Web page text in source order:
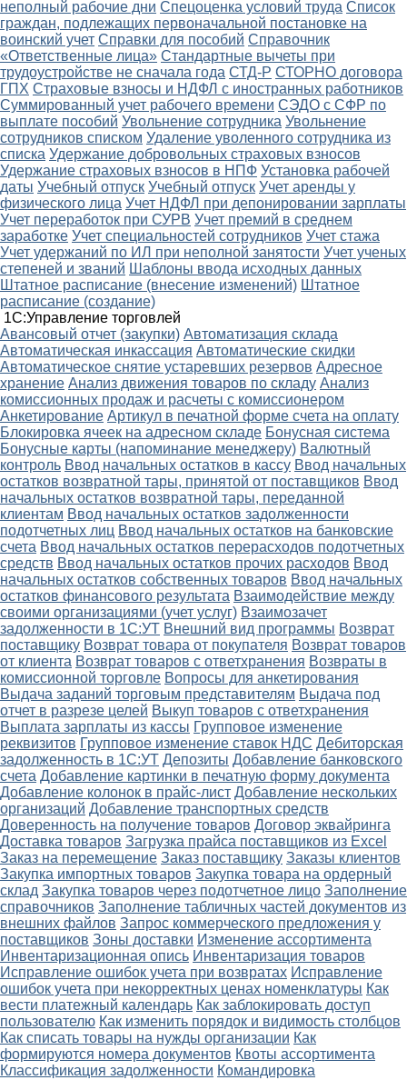
неполный рабочие дни Спецоценка условий труда Список
граждан, подлежащих первоначальной постановке на
воинский учет Справки для пособий Справочник
«Ответственные лица» Стандартные вычеты при
трудоустройстве не сначала года СТД-Р СТОРНО договора
ГПХ Страховые взносы и НДФЛ с иностранных работников
Суммированный учет рабочего времени СЭДО с СФР по
выплате пособий Увольнение сотрудника Увольнение
сотрудников списком Удаление уволенного сотрудника из
списка Удержание добровольных страховых взносов
Удержание страховых взносов в НПФ Установка рабочей
даты Учебный отпуск Учебный отпуск Учет аренды у
физического лица Учет НДФЛ при депонировании зарплаты
Учет переработок при СУРВ Учет премий в среднем
заработке Учет специальностей сотрудников Учет стажа
Учет удержаний по ИЛ при неполной занятости Учет ученых
степеней и званий Шаблоны ввода исходных данных
Штатное расписание (внесение изменений) Штатное
расписание (создание)
1С:Управление торговлей
Авансовый отчет (закупки) Автоматизация склада
Автоматическая инкассация Автоматические скидки
Автоматическое снятие устаревших резервов Адресное
хранение Анализ движения товаров по складу Анализ
комиссионных продаж и расчеты с комиссионером
Анкетирование Артикул в печатной форме счета на оплату
Блокировка ячеек на адресном складе Бонусная система
Бонусные карты (напоминание менеджеру) Валютный
контроль Ввод начальных остатков в кассу Ввод начальных
остатков возвратной тары, принятой от поставщиков Ввод
начальных остатков возвратной тары, переданной
клиентам Ввод начальных остатков задолженности
подотчетных лиц Ввод начальных остатков на банковские
счета Ввод начальных остатков перерасходов подотчетных
средств Ввод начальных остатков прочих расходов Ввод
начальных остатков собственных товаров Ввод начальных
остатков финансового результата Взаимодействие между
своими организациями (учет услуг) Взаимозачет
задолженности в 1С:УТ Внешний вид программы Возврат
поставщику Возврат товара от покупателя Возврат товаров
от клиента Возврат товаров с ответхранения Возвраты в
комиссионной торговле Вопросы для анкетирования
Выдача заданий торговым представителям Выдача под
отчет в разрезе целей Выкуп товаров с ответхранения
Выплата зарплаты из кассы Групповое изменение
реквизитов Групповое изменение ставок НДС Дебиторская
задолженность в 1С:УТ Депозиты Добавление банковского
счета Добавление картинки в печатную форму документа
Добавление колонок в прайс-лист Добавление нескольких
организаций Добавление транспортных средств
Доверенность на получение товаров Договор эквайринга
Доставка товаров Загрузка прайса поставщиков из Excel
Заказ на перемещение Заказ поставщику Заказы клиентов
Закупка импортных товаров Закупка товара на ордерный
склад Закупка товаров через подотчетное лицо Заполнение
справочников Заполнение табличных частей документов из
внешних файлов Запрос коммерческого предложения у
поставщиков Зоны доставки Изменение ассортимента
Инвентаризационная опись Инвентаризация товаров
Исправление ошибок учета при возвратах Исправление
ошибок учета при некорректных ценах номенклатуры Как
вести платежный календарь Как заблокировать доступ
пользователю Как изменить порядок и видимость столбцов
Как списать товары на нужды организации Как
формируются номера документов Квоты ассортимента
Классификация задолженности Командировка